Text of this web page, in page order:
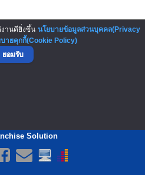
TO TOP
Solution
งานดียิ่งขึ้น นโยบายข้อมูลส่วนบุคคล(Privacy
ายคุกกี้(Cookie Policy)
ยอมรับ